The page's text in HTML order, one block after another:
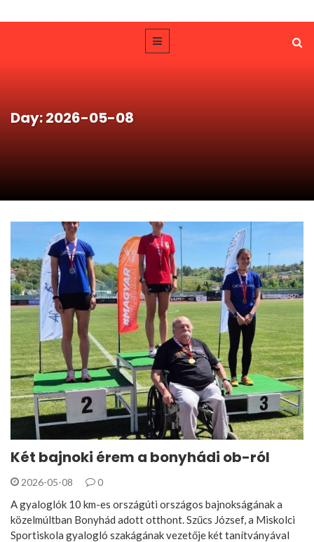
Day: 2026-05-08
Két bajnoki érem a bonyhádi ob-ról
2026-05-08 0
A gyaloglók 10 km-es országúti országos bajnokságának a
közelmúltban Bonyhád adott otthont. Szűcs József, a Miskolci
Sportiskola gyalogló szakágának vezetője két tanítványával